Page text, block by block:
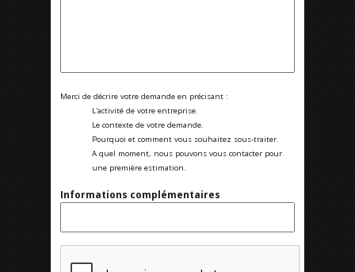
Merci de décrire votre demande en précisant :
L'activité de votre entreprise.
Le contexte de votre demande.
Pourquoi et comment vous souhaitez sous-traiter.
A quel moment, nous pouvons vous contacter pour
une première estimation.
Informations complémentaires